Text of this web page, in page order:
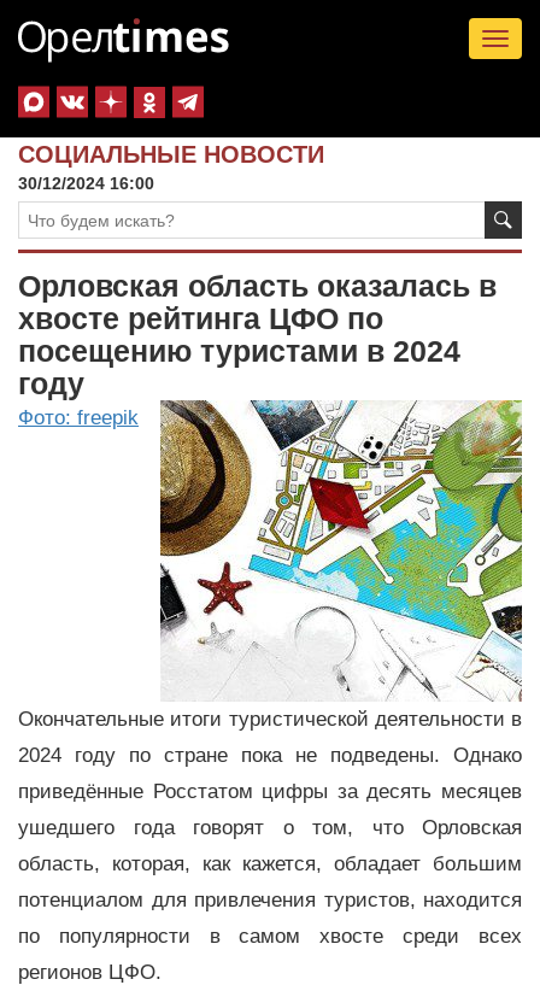
СОЦИАЛЬНЫЕ НОВОСТИ
30/12/2024 16:00
Орловская область оказалась в
хвосте рейтинга ЦФО по
посещению туристами в 2024
году
Фото: freepik
Окончательные итоги туристической деятельности в
2024 году по стране пока не подведены. Однако
приведённые Росстатом цифры за десять месяцев
ушедшего года говорят о том, что Орловская
область, которая, как кажется, обладает большим
потенциалом для привлечения туристов, находится
по популярности в самом хвосте среди всех
регионов ЦФО.